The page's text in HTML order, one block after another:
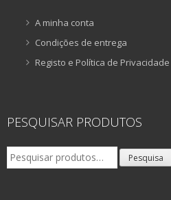
A minha conta
Condições de entrega
Registo e Política de Privacidade
PESQUISAR PRODUTOS
Pesquisar
por:
Pesquisa